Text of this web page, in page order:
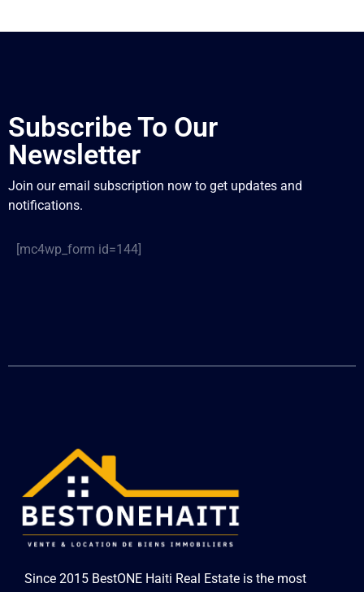
Subscribe To Our
Newsletter
Join our email subscription now to get updates and
notifications.
[mc4wp_form id=144]
Since 2015 BestONE Haiti Real Estate is the most